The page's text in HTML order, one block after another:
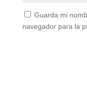
Guarda mi
navegador para la